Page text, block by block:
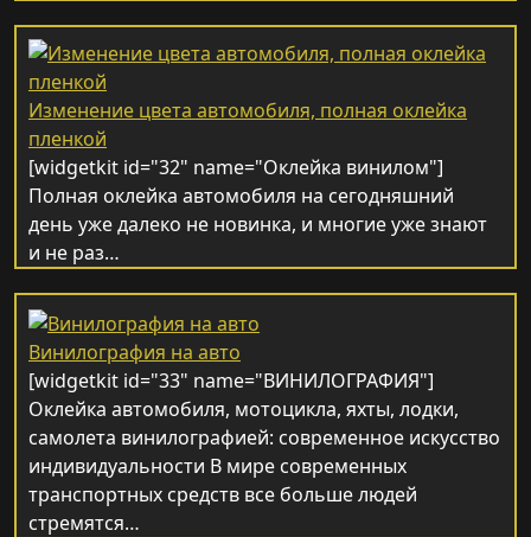
Изменение цвета автомобиля, полная оклейка
пленкой
[widgetkit id="32" name="Оклейка винилом"]
Полная оклейка автомобиля на сегодняшний
день уже далеко не новинка, и многие уже знают
и не раз…
Винилография на авто
[widgetkit id="33" name="ВИНИЛОГРАФИЯ"]
Оклейка автомобиля, мотоцикла, яхты, лодки,
самолета винилографией: современное искусство
индивидуальности В мире современных
транспортных средств все больше людей
стремятся…